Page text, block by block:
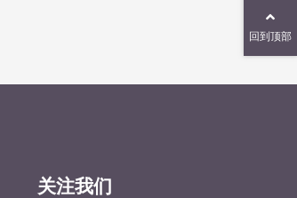
关注我们
回到顶部